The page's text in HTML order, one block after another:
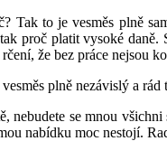
Tak to je vesměs plně
proč platit vysoké
že bez práce nejsou
plně nezávislý a
nebudete se mnou
nabídku moc nestojí.